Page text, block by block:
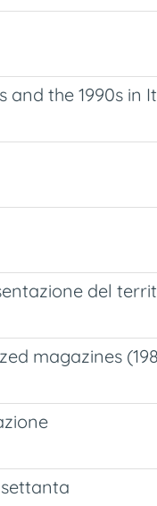
and the 1990s in
del
magazines